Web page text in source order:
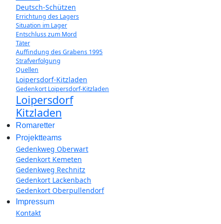
Deutsch-Schützen
Errichtung des Lagers
Situation im Lager
Entschluss zum Mord
Täter
Auffindung des Grabens 1995
Strafverfolgung
Quellen
Loipersdorf-Kitzladen
Gedenkort Loipersdorf-Kitzladen
Loipersdorf
Kitzladen
Romaretter
Projektteams
Gedenkweg Oberwart
Gedenkort Kemeten
Gedenkweg Rechnitz
Gedenkort Lackenbach
Gedenkort Oberpullendorf
Impressum
Kontakt